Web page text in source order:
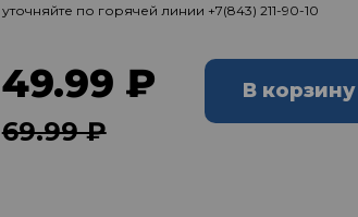
уточняйте по горячей линии +7(843) 211-90-10
49.99 ₽
69.99 ₽
В корзину